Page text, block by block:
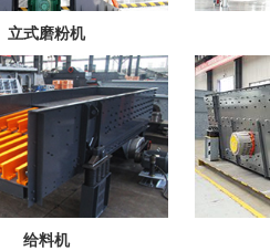
立式磨粉机
给料机